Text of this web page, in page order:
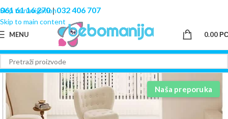
Skip to navigation
Skip to main content
061 61 16 270|032 406 707
MENU 0.00
Naša preporuka